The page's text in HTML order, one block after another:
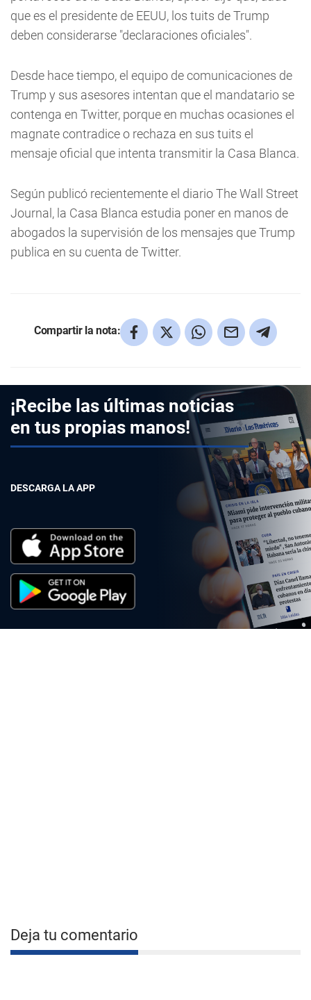
que es el presidente de EEUU, los tuits de Trump
deben considerarse "declaraciones oficiales".
Desde hace tiempo, el equipo de comunicaciones de
Trump y sus asesores intentan que el mandatario se
contenga en Twitter, porque en muchas ocasiones el
magnate contradice o rechaza en sus tuits el
mensaje oficial que intenta transmitir la Casa Blanca.
Según publicó recientemente el diario The Wall Street
Journal, la Casa Blanca estudia poner en manos de
abogados la supervisión de los mensajes que Trump
publica en su cuenta de Twitter.
Compartir la nota:
¡Recibe las últimas noticias
en tus propias manos!
DESCARGA LA APP
Deja tu comentario